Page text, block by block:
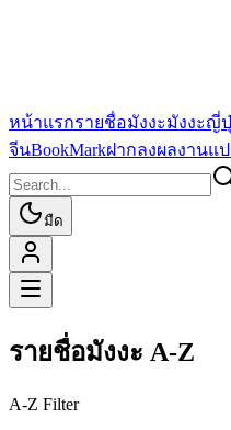
หน้าแรกรายชื่อมังงะมังงะญี่
จีนBookMarkฝากลงผลงานแ
มืด
รายชื่อมังงะ A-Z
A-Z Filter